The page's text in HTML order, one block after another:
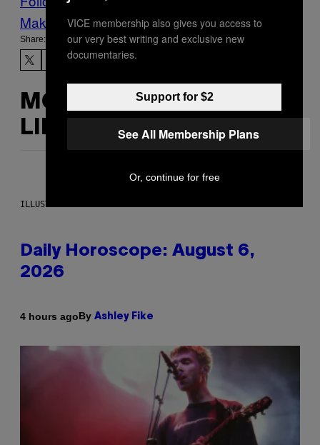
Make Us Preferred In Top Stories
Share:
MORE
LIKE THIS
ILLUSTRATION BY REESA.
Daily Horoscope: August 6,
2026
4 hours agoBy Ashley Fike
VICE membership also gives you access to
our very best writing and exclusive new
documentaries.
Support for $2
See All Membership Plans
Or, continue for free